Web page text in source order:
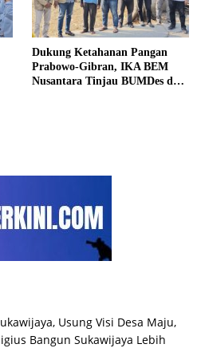
Dukung Ketahanan Pangan
Prabowo-Gibran, IKA BEM
Nusantara Tinjau BUMDes dan
Usung Visi Desa Maju,
Bangun Sukawijaya Lebih